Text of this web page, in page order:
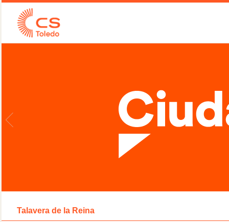
Talavera de la Reina